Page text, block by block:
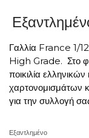
Γαλλία France 1/
High Grade. Στο
ποικιλία
χαρτονομισμάτων
για την συλλογή
Εξαντλημένο